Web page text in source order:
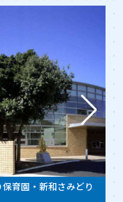
育園・新和さみどり